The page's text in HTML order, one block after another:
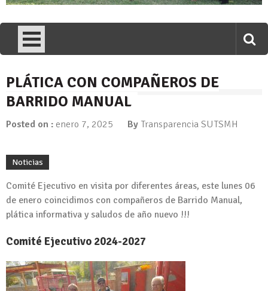
PLÁTICA CON COMPAÑEROS DE
BARRIDO MANUAL
Posted on : enero 7, 2025 By Transparencia SUTSMH
Noticias
Comité Ejecutivo en visita por diferentes áreas, este lunes 06
de enero coincidimos con compañeros de Barrido Manual,
plática informativa y saludos de año nuevo !!!
Comité Ejecutivo 2024-2027